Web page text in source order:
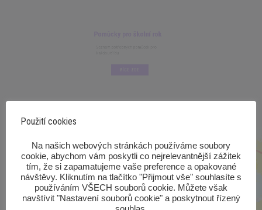
Použití cookies
‎Na našich webových stránkách používáme soubory
cookie, abychom vám poskytli co nejrelevantnější zážitek
tím, že si zapamatujeme vaše preference a opakované
návštěvy. Kliknutím na tlačítko "Přijmout vše" souhlasíte s
používáním VŠECH souborů cookie. Můžete však
navštívit "Nastavení souborů cookie" a poskytnout řízený